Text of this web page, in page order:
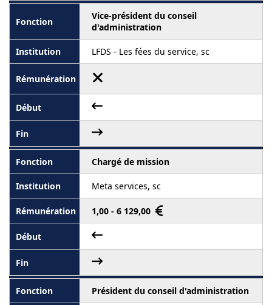
Vice-président du conseil
d'administration
LFDS - Les fées du service, sc
Chargé de mission
Meta services, sc
1,00 - 6 129,00
Président du conseil d'administration